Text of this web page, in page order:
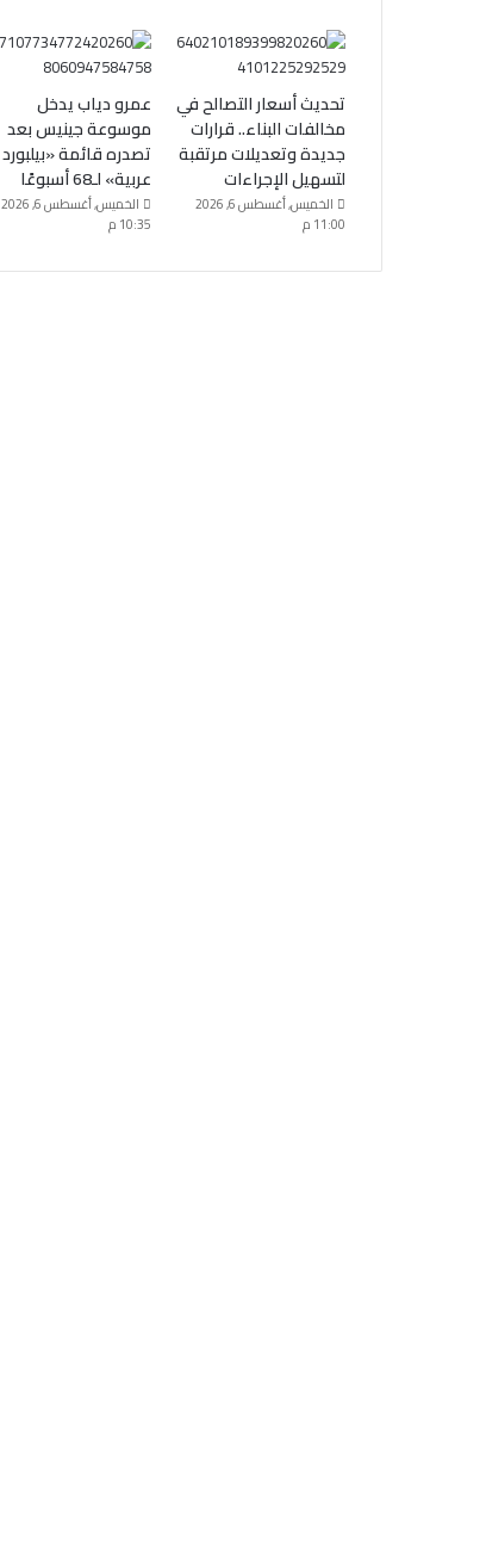
تحديث أسعار التصالح في
مخالفات البناء.. قرارات
جديدة وتعديلات مرتقبة
لتسهيل الإجراءات
الخميس, أغسطس 6, 2026
11:00 م
عمرو دياب يدخل
موسوعة جينيس بعد
تصدره قائمة «بيلبورد
عربية» لـ68 أسبوعًا
الخميس, أغسطس 6, 2026
10:35 م